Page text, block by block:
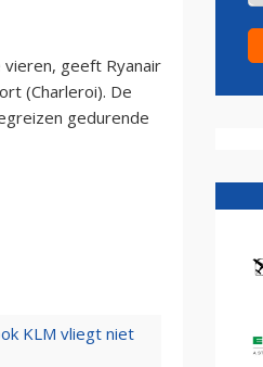
geeft Ryanair
(Charleroi). De
gedurende
KLM vliegt niet